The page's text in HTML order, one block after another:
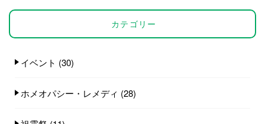
カテゴリー
イベント (30)
ホメオパシー・レメディ (28)